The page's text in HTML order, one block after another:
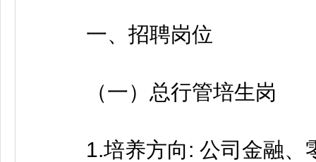
一、招聘岗位
（一）总行管培生岗
1.培养方向: 公司金融、